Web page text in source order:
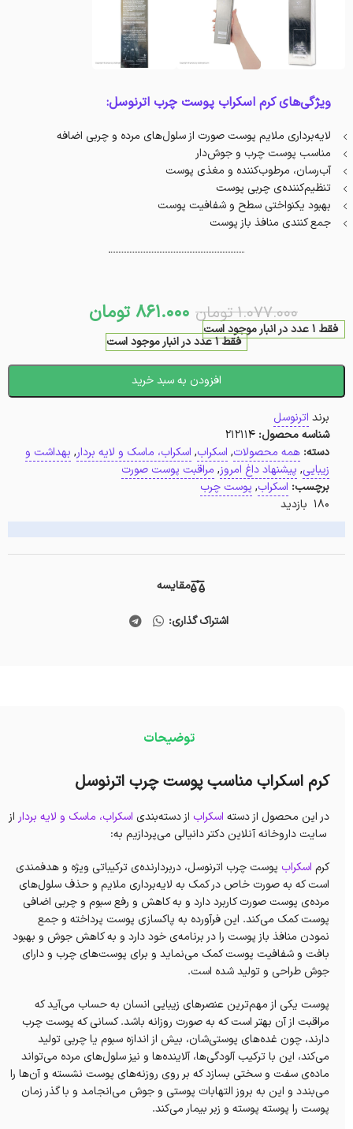
ویژگی‌های کرم اسکراب پوست چرب اترنوسل:
لایه‌برداری ملایم پوست صورت از سلول‌های مرده و چربی اضافه
مناسب پوست چرب و جوش‌دار
آب‌رسان، مرطوب‌کننده و مغذی پوست
تنظیم‌کننده‌ی چربی پوست
بهبود یکنواختی سطح و شفافیت پوست
جمع کنند‌ی منافذ باز پوست
1.077.000 تومان 861.000 تومان
فقط 1 عدد در انبار موجود است
فقط 1 عدد در انبار موجود است
افزودن به سبد خرید
برند اترنوسل
شناسه محصول: 212114
دسته: همه محصولات, اسکراب, اسکراب، ماسک و لایه بردار, بهداشت و
زیبایی, پیشنهاد داغ امروز, مراقبت پوست صورت
برچسب: اسکراب, پوست چرب
180 بازدید
مقایسه
اشتراک گذاری:
توضیحات
کرم اسکراب مناسب پوست چرب اترنوسل
در این محصول از دسته اسکراب از دسته‌بندی اسکراب، ماسک و لایه بردار از
سایت داروخانه آنلاین دکتر دانیالی می‌پردازیم به:
کرم اسکراب پوست چرب اترنوسل، دربردارنده‌ی ترکیباتی ویژه و هدفمندی
است که به صورت خاص در کمک به لایه‌برداری ملایم و حذف سلول‌های
مرده‌ی پوست صورت کاربرد دارد و به کاهش و رفع سبوم و چربی اضافی
پوست کمک می‌کند. این فرآورده به پاکسازی پوست پرداخته و جمع
نمودن منافذ باز پوست را در برنامه‌ی خود دارد و به کاهش جوش و بهبود
بافت و شفافیت پوست کمک می‌نماید و برای پوست‌های چرب و دارای
جوش طراحی و تولید شده است.
پوست یکی از مهم‌ترین عنصرهای زیبایی انسان به حساب می‌آید که
مراقبت از آن بهتر است که به صورت روزانه باشد. کسانی که پوست چرب
دارند، چون غده‌های پوستی‌شان، بیش از اندازه سبوم یا چربی تولید
می‌کند، این با ترکیب آلودگی‌ها، آلاینده‌ها و نیز سلول‌های مرده می‌تواند
ماده‌ی سفت و سختی بسازد که بر روی روزنه‌های پوست نشسته و آن‌ها را
می‌بندد و این به بروز التهابات پوستی و جوش می‌انجامد‌ و با گذر زمان
پوست را پوسته پوسته و زبر بیمار می‌کند.